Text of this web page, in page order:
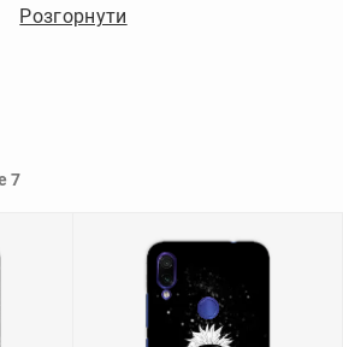
свій пристрій в майбутньому.
- це дуже корисний аксесуар, який
зберегти його цінність і
Розгорнути
7